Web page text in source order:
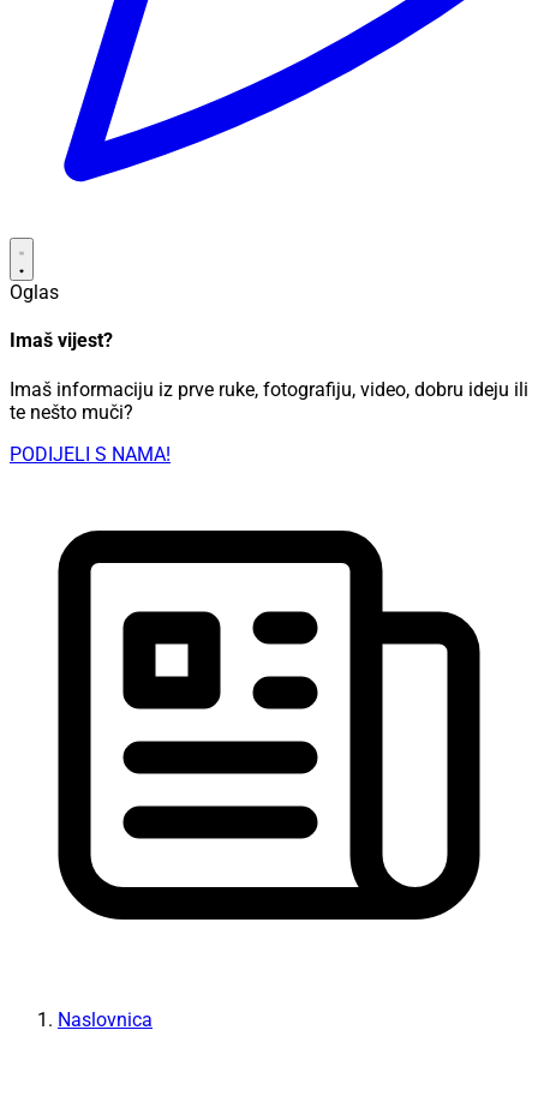
Oglas
Imaš vijest?
Imaš informaciju iz prve ruke, fotografiju, video, dobru ideju ili
te nešto muči?
PODIJELI S NAMA!
Naslovnica